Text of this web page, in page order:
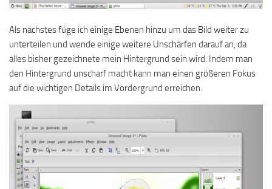
Als nächstes füge ich einige Ebenen hinzu um das Bild weiter zu
unterteilen und wende einige weitere Unschärfen darauf an, da
alles bisher gezeichnete mein Hintergrund sein wird. Indem man
den Hintergrund unscharf macht kann man einen größeren Fokus
auf die wichtigen Details im Vordergrund erreichen.